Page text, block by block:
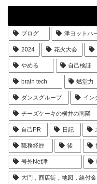
ブログ 津ヨットハ
2024 花火大会
やめる 自己検証
brain tech 燃堂力
ダンスグループ イン
チーズケーキの横井の南隣
自己PR 日記
職務経歴 後
号外Net津
大門，商店街，地図，給付金